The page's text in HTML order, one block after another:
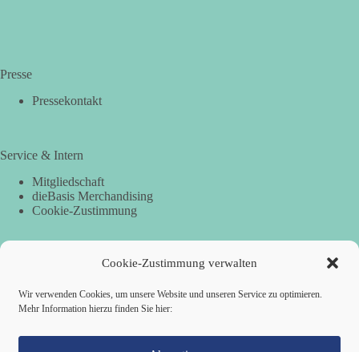
Cookie-Zustimmung verwalten
Wir verwenden Cookies, um unsere Website und unseren Service zu optimieren.
Mehr Information hierzu finden Sie hier:
Presse
Pressekontakt
Service & Intern
Mitgliedschaft
dieBasis Merchandising
Cookie-Zustimmung
Per Banküberweisung:
IBAN: DE87 2019 0003 0002 2499 01